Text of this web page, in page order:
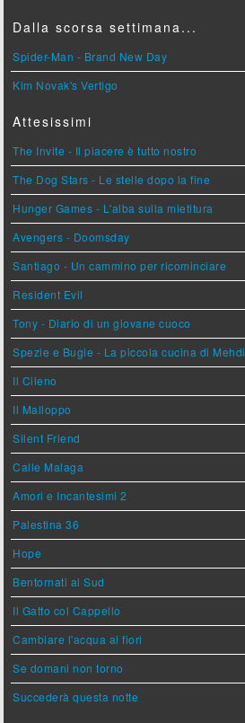
Dalla scorsa settimana...
Spider-Man - Brand New Day
Kim Novak's Vertigo
Attesissimi
The Invite - Il piacere è tutto nostro
The Dog Stars - Le stelle dopo la fine
Hunger Games - L'alba sulla mietitura
Avengers - Doomsday
Santiago - Un cammino per ricominciare
Resident Evil
Tony - Diario di un giovane cuoco
Spezie e Bugie - La piccola cucina di Mehdi
Il Cileno
Il Malloppo
Silent Friend
Calle Malaga
Amori e Incantesimi 2
Palestina 36
Hope
Bentornati al Sud
Il Gatto col Cappello
Cambiare l'acqua ai fiori
Se domani non torno
Succederà questa notte